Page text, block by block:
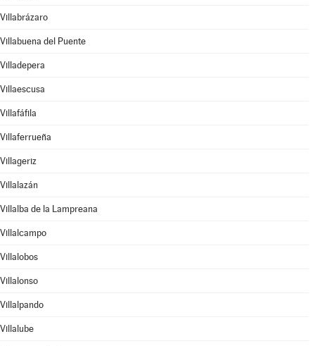
Villabrázaro
Villabuena del Puente
Villadepera
Villaescusa
Villafáfila
Villaferrueña
Villageriz
Villalazán
Villalba de la Lampreana
Villalcampo
Villalobos
Villalonso
Villalpando
Villalube